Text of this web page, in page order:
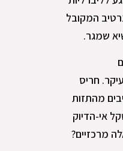
המקובל
שמגר.
חריס
מהתזות
אי-הדיוק
מרכזיים?